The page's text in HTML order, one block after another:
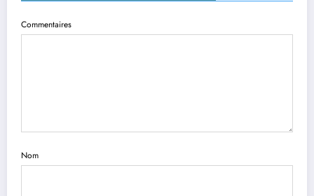
Commentaires
Nom